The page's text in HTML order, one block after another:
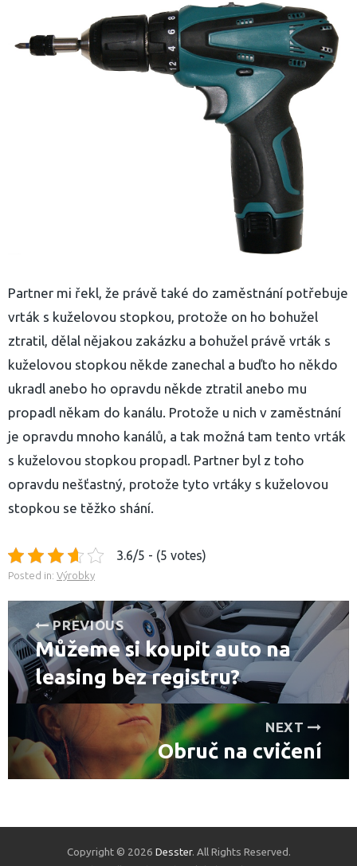
Partner mi řekl, že právě také do zaměstnání potřebuje
vrták s kuželovou stopkou, protože on ho bohužel
ztratil, dělal nějakou zakázku a bohužel právě vrták s
kuželovou stopkou někde zanechal a buďto ho někdo
ukradl anebo ho opravdu někde ztratil anebo mu
propadl někam do kanálu. Protože u nich v zaměstnání
je opravdu mnoho kanálů, a tak možná tam tento vrták
s kuželovou stopkou propadl. Partner byl z toho
opravdu nešťastný, protože tyto vrtáky s kuželovou
stopkou se těžko shání.
3.6/5 - (5 votes)
Posted in: Výrobky
Navigace
pro
příspěvek
PREVIOUS
Previous
post:
Můžeme si koupit auto na
leasing bez registru?
NEXT
Next
post:
Obruč na cvičení
Copyright © 2026 Desster. All Rights Reserved.